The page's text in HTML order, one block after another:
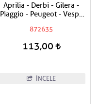
Aprilia - Derbi - Gilera -
Piaggio - Peugeot - Vespa
- 500 - 800 - 850 Sübap
872635
113,00
İNCELE